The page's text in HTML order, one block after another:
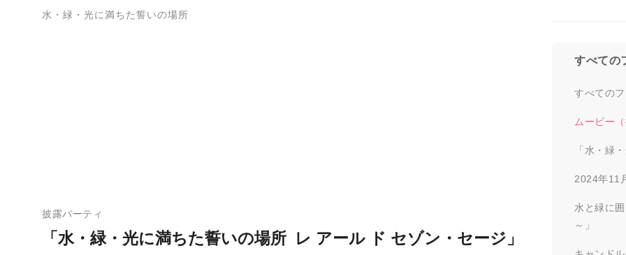
水・緑・光に満ちた誓いの場所
「水・緑・光に満ちた誓いの場所 レ アール ド セゾン・セージ」
披露パーティ
すべての
すべてのフ
ムービー（
「水・緑
2024年11
水と緑に
～」